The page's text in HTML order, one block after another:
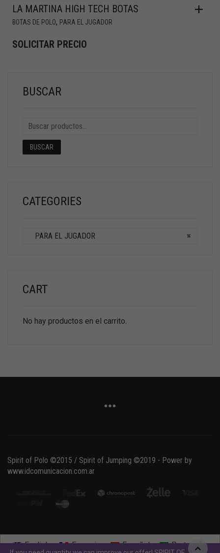
LA MARTINA HIGH TECH BOTAS
BOTAS DE POLO, PARA EL JUGADOR
SOLICITAR PRECIO
BUSCAR
BUSCAR
CATEGORIES
×
PARA EL JUGADOR
CART
No hay productos en el carrito.
Spirit of Polo ©2015 / Spirit of Jumping ©2019 - Power by
www.idcomunicacion.com.ar
English Français Español Português